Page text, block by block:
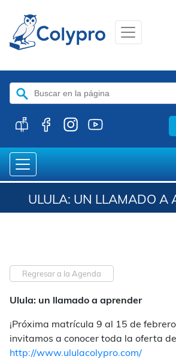
Buscar:
ULULA: UN LLAMADO A
Regresar a la Agenda
Ulula: un llamado a aprender
¡Próxima matrícula 9 al 15 de
invitamos a conocer toda la oferta
http://www.ululacolypro.com/